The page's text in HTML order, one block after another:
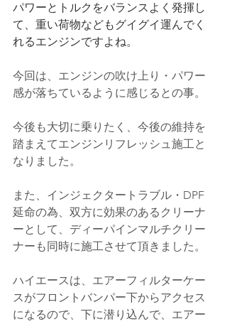
パワーとトルクをバランスよく発揮し
て、重い荷物などもグイグイ運んでく
れるエンジンですよね。
今回は、エンジンの吹け上り・パワー
感が落ちているように感じるとの事。
今後も大切に乗りたく、今後の維持を
踏まえてエンジンリフレッシュ施工と
なりました。
また、インジェクタートラブル・DPF
延命の為、双方に効果のあるクリーナ
ーとして、ディーパインマルチクリー
ナーも同時に施工させて頂きました。
ハイエースは、エアーフィルターケー
スがフロントバンパー下からアクセス
になるので、下に潜り込んで、エアー